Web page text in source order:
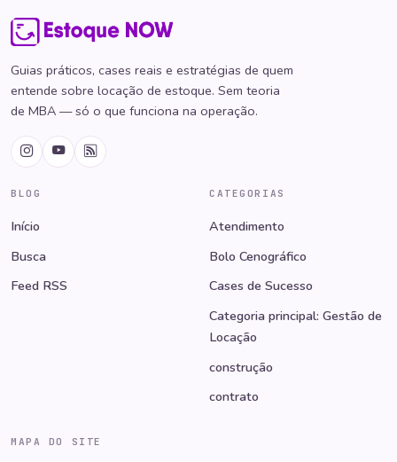
Guias práticos, cases reais e estratégias de quem
entende sobre locação de estoque. Sem teoria
de MBA — só o que funciona na operação.
BLOG
Início
Busca
Feed RSS
CATEGORIAS
Atendimento
Bolo Cenográfico
Cases de Sucesso
Categoria principal: Gestão de
Locação
construção
contrato
MAPA DO SITE